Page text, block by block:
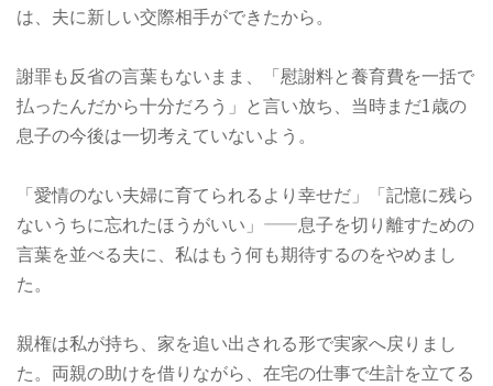
は、夫に新しい交際相手ができたから。
謝罪も反省の言葉もないまま、「慰謝料と養育費を一括で
払ったんだから十分だろう」と言い放ち、当時まだ1歳の
息子の今後は一切考えていないよう。
「愛情のない夫婦に育てられるより幸せだ」「記憶に残ら
ないうちに忘れたほうがいい」——息子を切り離すための
言葉を並べる夫に、私はもう何も期待するのをやめまし
た。
親権は私が持ち、家を追い出される形で実家へ戻りまし
た。両親の助けを借りながら、在宅の仕事で生計を立てる